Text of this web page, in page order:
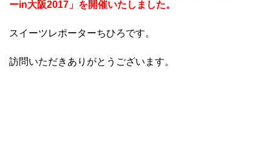
ーin大阪2017」を開催いたしました。
スイーツレポーターちひろです。
訪問いただきありがとうございます。